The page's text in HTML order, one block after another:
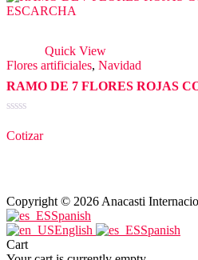
Quick View
Flores artificiales, Navidad
RAMO DE 7 FLORES ROJAS
en
0
Cotizar
Copyright © 2026 Anacasti
Spanish
English
Spanish
Cart